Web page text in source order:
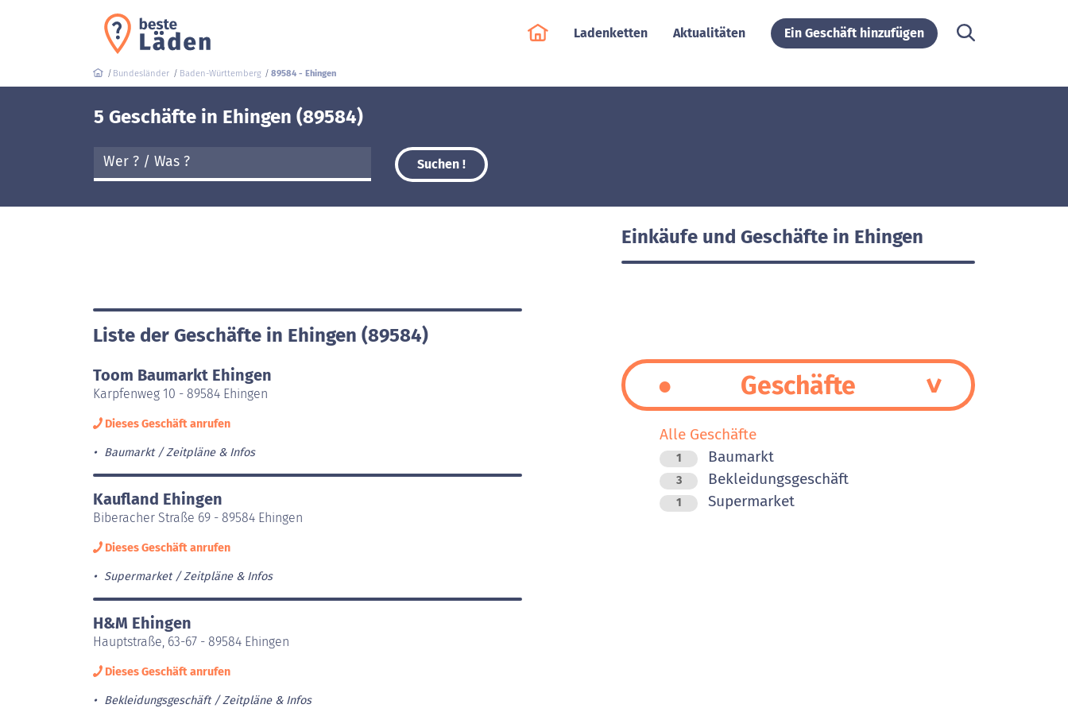
Ladenketten Aktualitäten Ein Geschäft hinzufügen
Bundesländer Baden-Württemberg 89584 - Ehingen
5 Geschäfte in Ehingen (89584)
Suchen !
Liste der Geschäfte in Ehingen (89584)
Toom Baumarkt Ehingen
Karpfenweg 10 - 89584 Ehingen
Dieses Geschäft anrufen
Baumarkt Zeitpläne & Infos
Kaufland Ehingen
Biberacher Straße 69 - 89584 Ehingen
Dieses Geschäft anrufen
Supermarket Zeitpläne & Infos
H&M Ehingen
Hauptstraße, 63-67 - 89584 Ehingen
Dieses Geschäft anrufen
Bekleidungsgeschäft Zeitpläne & Infos
Einkäufe und Geschäfte in Ehingen
Geschäfte
Alle Geschäfte
1 Baumarkt
3 Bekleidungsgeschäft
1 Supermarket